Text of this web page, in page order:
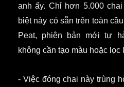
anh ấy. Chỉ hơn 5.000
biệt này có sẵn trên toàn
Peat, phiên bản mới tự
không cần tạo màu hoặc lọc
- Việc đóng chai này trùng